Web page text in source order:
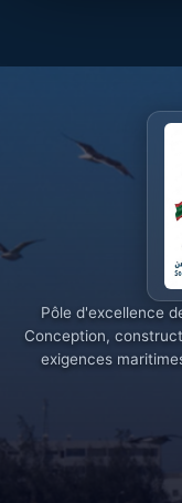
Pôle d'excellence
Conception,
exigences